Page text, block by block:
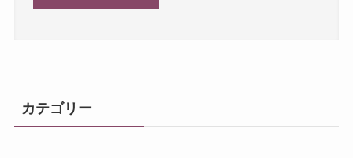
カテゴリー